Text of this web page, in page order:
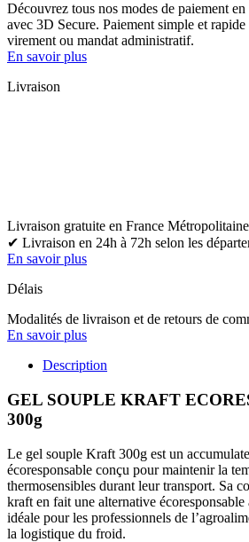
Découvrez tous nos modes de paiement
avec 3D Secure. Paiement simple et
virement ou mandat administratif.
En savoir plus
Livraison
Livraison gratuite en France
✔ Livraison en 24h à 72h selon les
En savoir plus
Délais
Modalités de livraison et de retours de
En savoir plus
Description
GEL SOUPLE KRAFT
300g
Le gel souple Kraft 300g est un
écoresponsable conçu pour maintenir la
thermosensibles durant leur transport. Sa
kraft en fait une alternative
idéale pour les professionnels de
la logistique du froid.